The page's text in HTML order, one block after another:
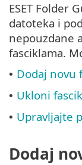
ESET Folder
datoteka i
nepouzdane
fasciklama.
• Dodaj novu
• Ukloni
• Upravljajte
Dodaj